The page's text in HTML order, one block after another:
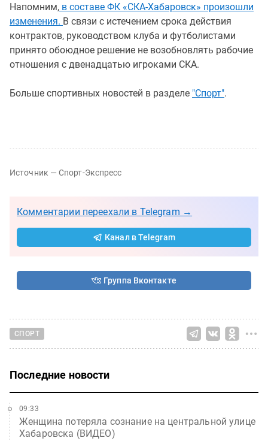
Напомним, в составе ФК «СКА-Хабаровск» произошли
изменения. В связи с истечением срока действия
контрактов, руководством клуба и футболистами
принято обоюдное решение не возобновлять рабочие
отношения с двенадцатью игроками СКА.
Больше спортивных новостей в разделе "Спорт".
Источник — Спорт-Экспресс
Комментарии переехали в Telegram →
Канал в Telegram
Группа Вконтакте
СПОРТ
Последние новости
Женщина потеряла сознание на центральной улице
Хабаровска (ВИДЕО)
09:33